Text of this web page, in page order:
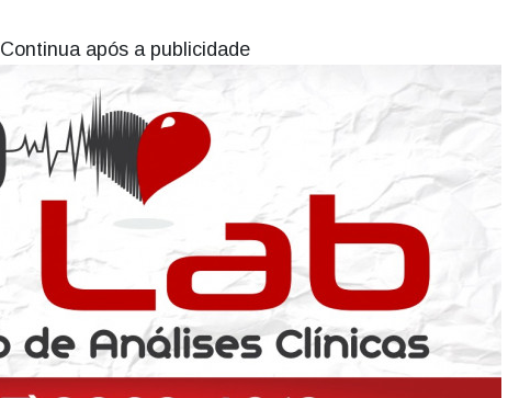
Continua após a publicidade